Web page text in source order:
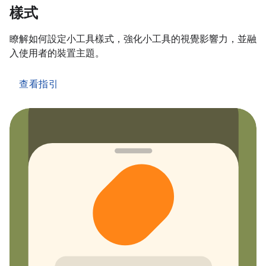
樣式
瞭解如何設定小工具樣式，強化小工具的視覺影響力，並融
入使用者的裝置主題。
查看指引